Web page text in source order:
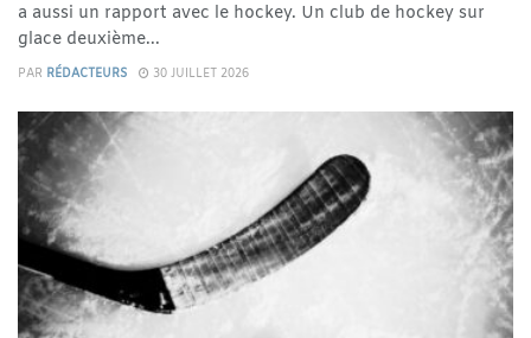
a aussi un rapport avec le hockey. Un club de hockey sur
glace deuxième...
PAR RÉDACTEURS 30 JUILLET 2026